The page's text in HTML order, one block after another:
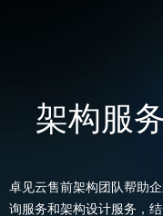
架构服
卓见云售前架构团队帮助
询服务和架构设计服务，